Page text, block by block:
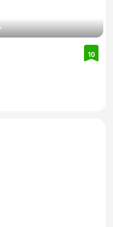
10